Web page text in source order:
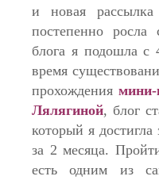
и новая
постепенно
блога я подошла с
время
прохождения мини-
Лялягиной, блог
который я достигла
за 2 месяца.
есть одним из